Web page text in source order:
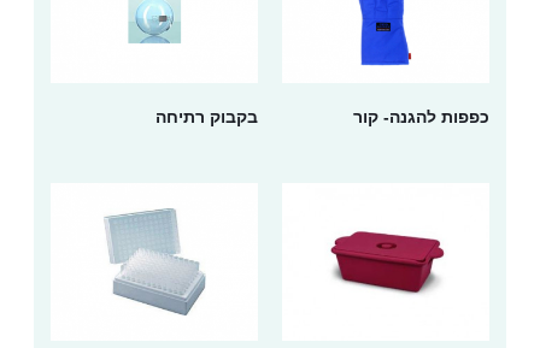
כפפות להגנה- קור בקבוק רתיחה